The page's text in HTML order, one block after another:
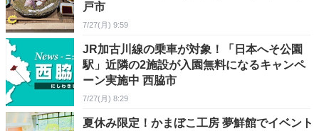
戸市
7/27(月) 9:59
JR加古川線の乗車が対象！「日本へそ公園
駅」近隣の2施設が入園無料になるキャンペ
ーン実施中 西脇市
7/27(月) 8:29
夏休み限定！かまぼこ工房 夢鮮館でイベント